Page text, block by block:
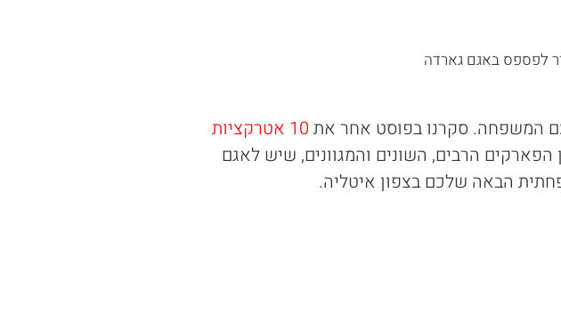
לפספס באגם גארדה
המשפחה. סקרנו בפוסט אחר את
10 אטרקציות
הרבים, השונים והמגוונים, שיש לאגם
הבאה שלכם בצפון איטליה.